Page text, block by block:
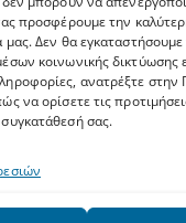
προσφέρουμε την
μας. Δεν θα
κοινωνικής δικτύωσης
ανατρέξτε στην
να ορίσετε τις
σας.
AAI
Network